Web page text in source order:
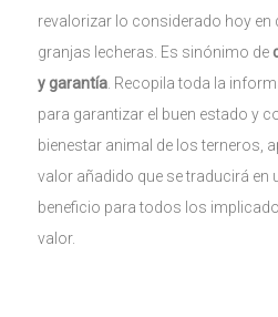
revalorizar lo considerado hoy en
granjas lecheras. Es sinónimo de
y garantía . Recopila toda la
para garantizar el buen estado y
bienestar animal de los terneros,
valor añadido que se traducirá en
beneficio para todos los
valor.